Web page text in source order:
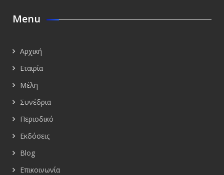
Menu
Αρχική
Εταιρία
Μέλη
Συνέδρια
Περιοδικό
Εκδόσεις
Blog
Επικοινωνία